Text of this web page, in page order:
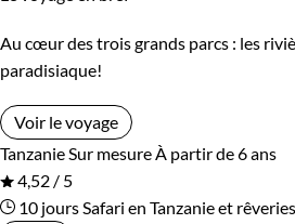
Bord de mer et îles
Forêts, collines, rivières et lacs
Haute Montagne
Au cœur des trois grands parcs : les
paradisiaque!
Voir le voyage
TanzanieSur mesureÀ partir de 6 ans
4,52 / 5
10 joursSafari en Tanzanie et